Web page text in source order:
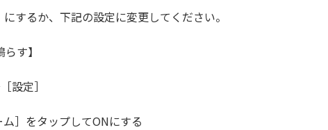
するか、下記の設定に変更してください。
す】
設定］
］をタップしてONにする